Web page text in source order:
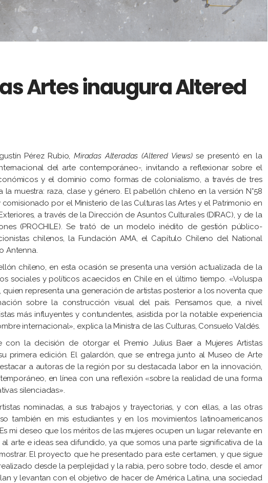
Artes inaugura Altered
Pérez Rubio,Miradas Alteradas (Altered Views)se presentó en la
del arte contemporáneo-, invitando a reflexionar sobre el
y el dominio como formas de colonialismo, a través de tres
muestra: raza, clase y género. El pabellón chileno en la versión N°58
por el Ministerio de las Culturas las Artes y el Patrimonio en
a través de la Dirección de Asuntos Culturales (DIRAC), y de la
(PROCHILE). Se trató de un modelo inédito de gestión público-
chilenos, la Fundación AMA, el Capítulo Chileno del National
Antenna.
chileno, en esta ocasión se presenta una versión actualizada de la
sociales y políticos acaecidos en Chile en el último tiempo. «Voluspa
representa una generación de artistas posterior a los noventa que
sobre la construcción visual del país. Pensamos que, a nivel
más influyentes y contundentes, asistida por la notable experiencia
internacional», explica la Ministra de las Culturas, Consuelo Valdés.
la decisión de otorgar el Premio Julius Baer a Mujeres Artistas
primera edición. El galardón, que se entrega junto al Museo de Arte
a autoras de la región por su destacada labor en la innovación,
en línea con una reflexión «sobre la realidad de una forma
silenciadas».
nominadas, a sus trabajos y trayectorias, y con ellas, a las otras
también en mis estudiantes y en los movimientos latinoamericanos
mi deseo que los méritos de las mujeres ocupen un lugar relevante en
arte e ideas sea difundido, ya que somos una parte significativa de la
El proyecto que he presentado para este certamen, y que sigue
desde la perplejidad y la rabia, pero sobre todo, desde el amor
y levantan con el objetivo de hacer de América Latina, una sociedad